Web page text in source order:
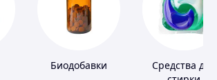
Биодобавки
Средства для